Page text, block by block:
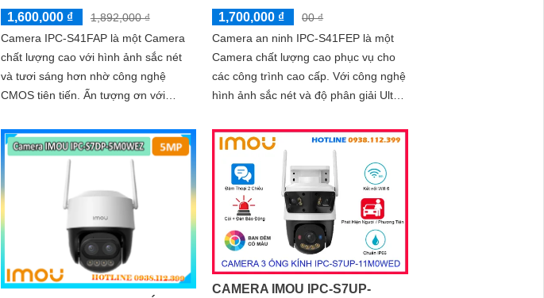
1,600,000 ₫
1,892,000 ₫
Camera IPC-S41FAP là một Camera
chất lượng cao với hình ảnh sắc nét
và tươi sáng hơn nhờ công nghệ
CMOS tiên tiến. Ấn tượng ơn với
tích hợp công...
1,700,000 ₫
00 ₫
Camera an ninh IPC-S41FEP là một
Camera chất lượng cao phục vụ cho
các công trình cao cấp. Với công nghệ
hình ảnh sắc nét và độ phân giải Ultra
ảnh rõ nét và chi tiết
CAMERA IMOU IPC-S7UP-